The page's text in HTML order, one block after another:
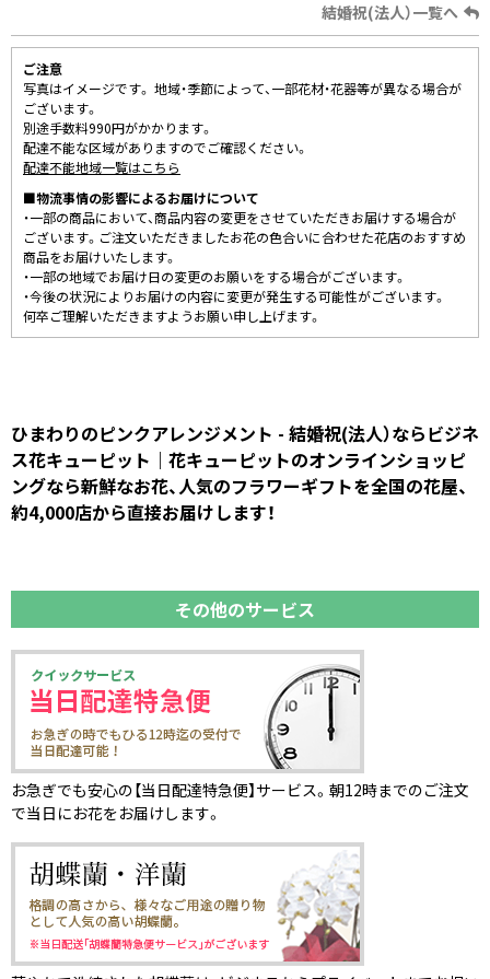
結婚祝(法人）一覧へ
ご注意
写真はイメージです。 地域・季節によって、一部花材・花器等が異なる場合が
ございます。
別途手数料990円がかかります。
配達不能な区域がありますのでご確認ください。
配達不能地域一覧はこちら
■物流事情の影響によるお届けについて
・一部の商品において、商品内容の変更をさせていただきお届けする場合が
ございます。ご注文いただきましたお花の色合いに合わせた花店のおすすめ
商品をお届けいたします。
・一部の地域でお届け日の変更のお願いをする場合がございます。
・今後の状況によりお届けの内容に変更が発生する可能性がございます。
何卒ご理解いただきますようお願い申し上げます。
ひまわりのピンクアレンジメント - 結婚祝(法人）ならビジネ
ス花キューピット｜花キューピットのオンラインショッピ
ングなら新鮮なお花、人気のフラワーギフトを全国の花屋、
約4,000店から直接お届けします！
その他のサービス
お急ぎでも安心の【当日配達特急便】サービス。朝12時までのご注文
で当日にお花をお届けします。